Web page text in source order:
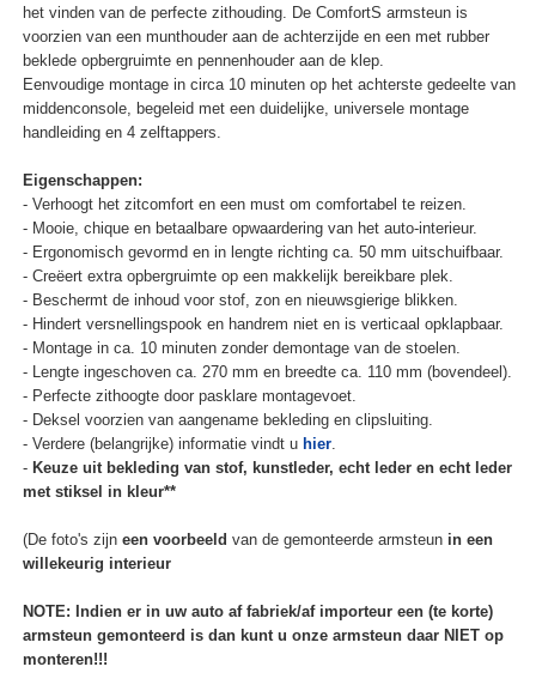
het vinden van de perfecte zithouding. De ComfortS armsteun is
voorzien van een munthouder aan de achterzijde en een met rubber
beklede opbergruimte en pennenhouder aan de klep.
Eenvoudige montage in circa 10 minuten op het achterste gedeelte van
middenconsole, begeleid met een duidelijke, universele montage
handleiding en 4 zelftappers.
Eigenschappen:
- Verhoogt het zitcomfort en een must om comfortabel te reizen.
- Mooie, chique en betaalbare opwaardering van het auto-interieur.
- Ergonomisch gevormd en in lengte richting ca. 50 mm uitschuifbaar.
- Creëert extra opbergruimte op een makkelijk bereikbare plek.
- Beschermt de inhoud voor stof, zon en nieuwsgierige blikken.
- Hindert versnellingspook en handrem niet en is verticaal opklapbaar.
- Montage in ca. 10 minuten zonder demontage van de stoelen.
- Lengte ingeschoven ca. 270 mm en breedte ca. 110 mm (bovendeel).
- Perfecte zithoogte door pasklare montagevoet.
- Deksel voorzien van aangename bekleding en clipsluiting.
- Verdere (belangrijke) informatie vindt u hier.
- Keuze uit bekleding van stof, kunstleder, echt leder en echt leder
met stiksel in kleur**
(De foto's zijn een voorbeeld van de gemonteerde armsteun in een
willekeurig interieur
NOTE: Indien er in uw auto af fabriek/af importeur een (te korte)
armsteun gemonteerd is dan kunt u onze armsteun daar NIET op
monteren!!!